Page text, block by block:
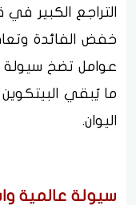
التراجع الكبير في
خفض الفائدة
عوامل تضخ سيولة
ما يُبقي
اليوان.
سيولة عالمية